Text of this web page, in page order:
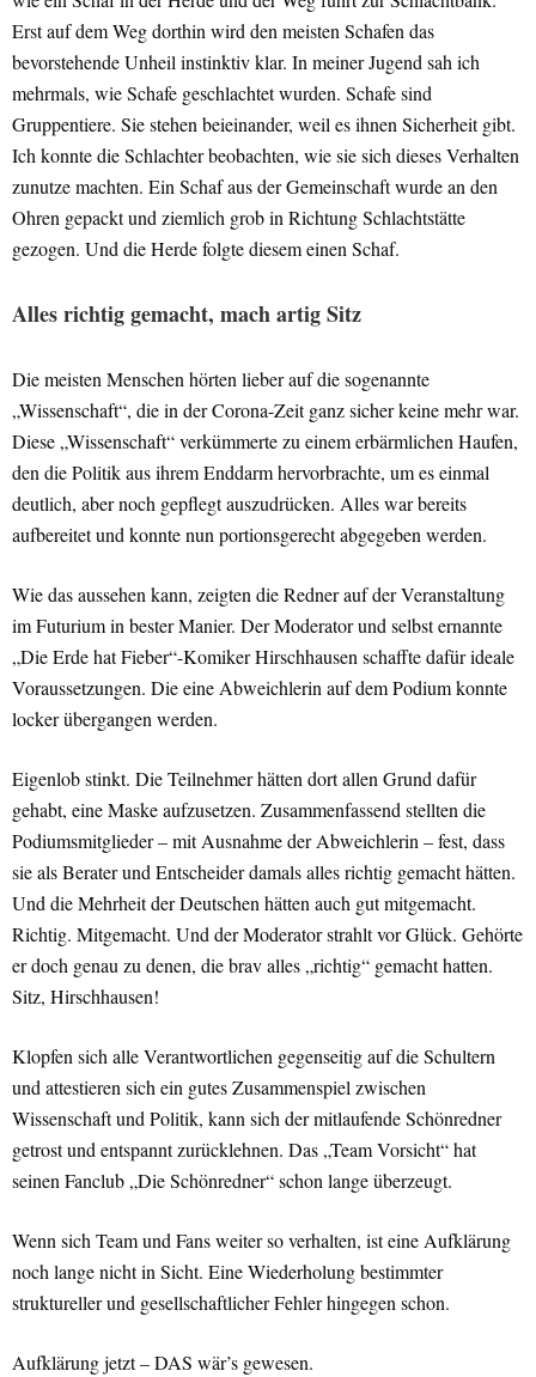
Erst auf dem Weg dorthin wird den meisten Schafen das
bevorstehende Unheil instinktiv klar. In meiner Jugend sah ich
mehrmals, wie Schafe geschlachtet wurden. Schafe sind
Gruppentiere. Sie stehen beieinander, weil es ihnen Sicherheit gibt.
Ich konnte die Schlachter beobachten, wie sie sich dieses Verhalten
zunutze machten. Ein Schaf aus der Gemeinschaft wurde an den
Ohren gepackt und ziemlich grob in Richtung Schlachtstätte
gezogen. Und die Herde folgte diesem einen Schaf.
Alles richtig gemacht, mach artig Sitz
Die meisten Menschen hörten lieber auf die sogenannte
„Wissenschaft“, die in der Corona-Zeit ganz sicher keine mehr war.
Diese „Wissenschaft“ verkümmerte zu einem erbärmlichen Haufen,
den die Politik aus ihrem Enddarm hervorbrachte, um es einmal
deutlich, aber noch gepflegt auszudrücken. Alles war bereits
aufbereitet und konnte nun portionsgerecht abgegeben werden.
Wie das aussehen kann, zeigten die Redner auf der Veranstaltung
im Futurium in bester Manier. Der Moderator und selbst ernannte
„Die Erde hat Fieber“-Komiker Hirschhausen schaffte dafür ideale
Voraussetzungen. Die eine Abweichlerin auf dem Podium konnte
locker übergangen werden.
Eigenlob stinkt. Die Teilnehmer hätten dort allen Grund dafür
gehabt, eine Maske aufzusetzen. Zusammenfassend stellten die
Podiumsmitglieder – mit Ausnahme der Abweichlerin – fest, dass
sie als Berater und Entscheider damals alles richtig gemacht hätten.
Und die Mehrheit der Deutschen hätten auch gut mitgemacht.
Richtig. Mitgemacht. Und der Moderator strahlt vor Glück. Gehörte
er doch genau zu denen, die brav alles „richtig“ gemacht hatten.
Sitz, Hirschhausen!
Klopfen sich alle Verantwortlichen gegenseitig auf die Schultern
und attestieren sich ein gutes Zusammenspiel zwischen
Wissenschaft und Politik, kann sich der mitlaufende Schönredner
getrost und entspannt zurücklehnen. Das „Team Vorsicht“ hat
seinen Fanclub „Die Schönredner“ schon lange überzeugt.
Wenn sich Team und Fans weiter so verhalten, ist eine Aufklärung
noch lange nicht in Sicht. Eine Wiederholung bestimmter
struktureller und gesellschaftlicher Fehler hingegen schon.
Aufklärung jetzt – DAS wär’s gewesen.